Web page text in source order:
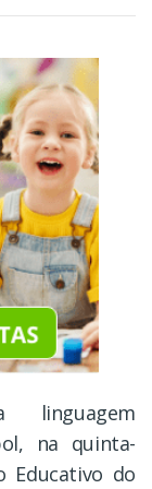
na quinta-
Educativo do